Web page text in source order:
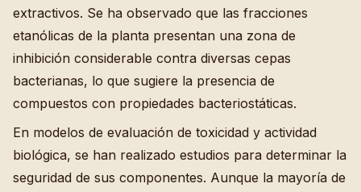
extractivos. Se ha observado que las fracciones
etanólicas de la planta presentan una zona de
inhibición considerable contra diversas cepas
bacterianas, lo que sugiere la presencia de
compuestos con propiedades bacteriostáticas.
En modelos de evaluación de toxicidad y actividad
biológica, se han realizado estudios para determinar la
seguridad de sus componentes. Aunque la mayoría de